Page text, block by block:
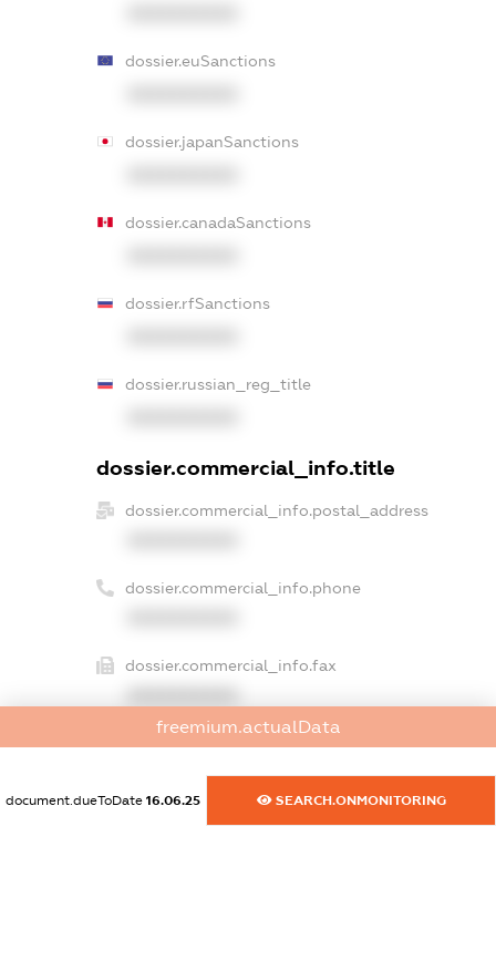
dossier.euSanctions
dossier.japanSanctions
dossier.canadaSanctions
dossier.rfSanctions
dossier.russian_reg_title
dossier.commercial_info.title
dossier.commercial_info.postal_address
dossier.commercial_info.phone
dossier.commercial_info.fax
XXXXXXXXXX
freemium.actualData
document.dueToDate 16.06.25 SEARCH.ONMONITORING